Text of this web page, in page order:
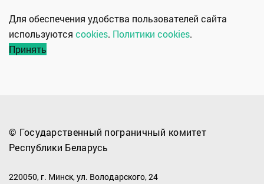
Для обеспечения удобства пользователей сайта
используются cookies. Политики cookies.
Принять
© Государственный пограничный комитет
Республики Беларусь
220050, г. Минск, ул. Володарского, 24